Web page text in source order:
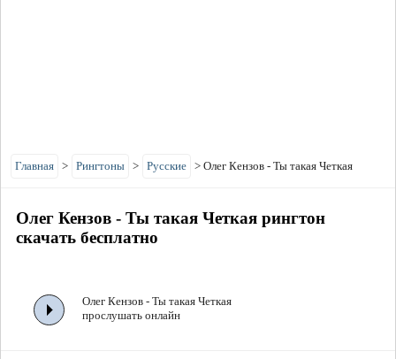
Главная > Рингтоны > Русские > Олег Кензов - Ты такая Четкая
Олег Кензов - Ты такая Четкая рингтон
скачать бесплатно
Олег Кензов - Ты такая Четкая
прослушать онлайн